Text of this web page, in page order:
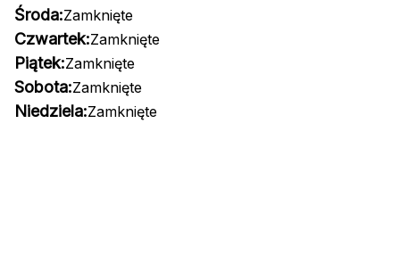
Środa:Zamknięte
Czwartek:Zamknięte
Piątek:Zamknięte
Sobota:Zamknięte
Niedziela:Zamknięte